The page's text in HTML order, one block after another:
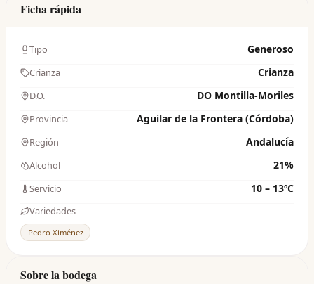
Ficha rápida
Tipo Generoso
Crianza Crianza
D.O. DO Montilla-Moriles
Provincia Aguilar de la Frontera (Córdoba)
Región Andalucía
Alcohol 21%
Servicio 10 – 13ºC
Variedades
Pedro Ximénez
Sobre la bodega